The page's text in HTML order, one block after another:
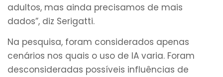
adultos, mas ainda precisamos de mais
dados”, diz Serigatti.
Na pesquisa, foram considerados apenas
cenários nos quais o uso de IA varia. Foram
desconsideradas possíveis influências de